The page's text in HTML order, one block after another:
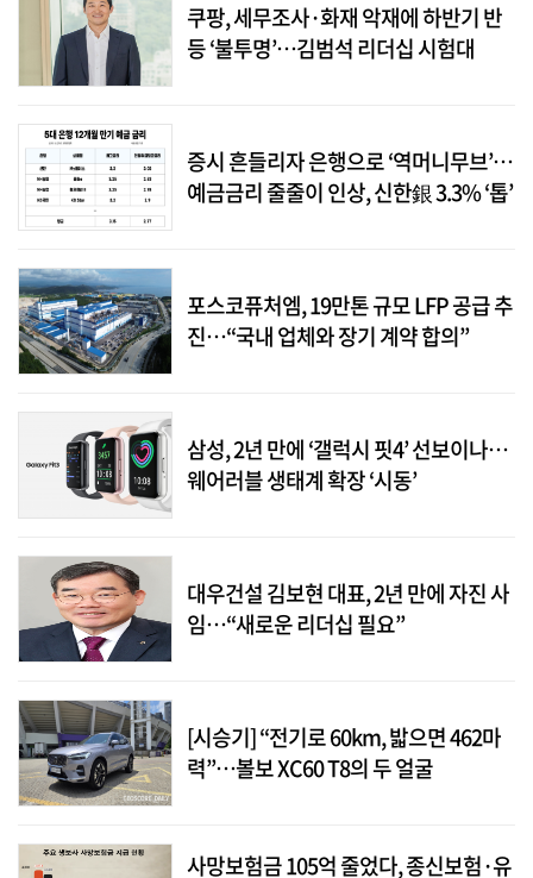
쿠팡, 세무조사·화재 악재에 하반기 반
등 ‘불투명’…김범석 리더십 시험대
증시 흔들리자 은행으로 ‘역머니무브’…
예금금리 줄줄이 인상, 신한銀 3.3% ‘톱’
포스코퓨처엠, 19만톤 규모 LFP 공급 추
진…“국내 업체와 장기 계약 합의”
삼성, 2년 만에 ‘갤럭시 핏4’ 선보이나…
웨어러블 생태계 확장 ‘시동’
대우건설 김보현 대표, 2년 만에 자진 사
임…“새로운 리더십 필요”
[시승기] “전기로 60km, 밟으면 462마
력”…볼보 XC60 T8의 두 얼굴
사망보험금 105억 줄었다, 종신보험·유